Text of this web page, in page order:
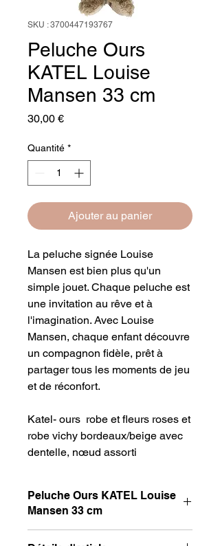
SKU : 3700447193767
Peluche Ours
KATEL Louise
Mansen 33 cm
30,00 €Prix
Quantité *
Ajouter au panier
La peluche signée Louise
Mansen est bien plus qu'un
simple jouet. Chaque peluche est
une invitation au rêve et à
l'imagination. Avec Louise
Mansen, chaque enfant découvre
un compagnon fidèle, prêt à
partager tous les moments de jeu
et de réconfort.
Katel- ours robe et fleurs roses et
robe vichy bordeaux/beige avec
dentelle, nœud assorti
Peluche Ours KATEL Louise
Mansen 33 cm